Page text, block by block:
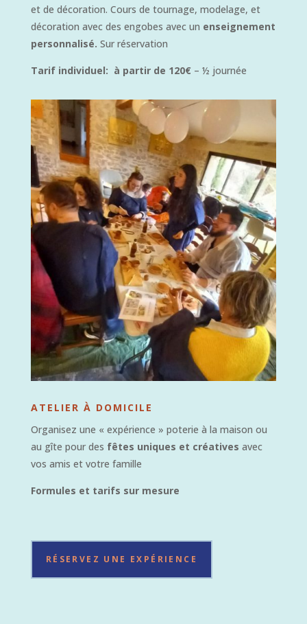
et de décoration. Cours de tournage, modelage, et
décoration avec des engobes avec un enseignement
personnalisé. Sur réservation
Tarif individuel: à partir de 120€ – ½ journée
ATELIER À DOMICILE
Organisez une « expérience » poterie à la maison ou
au gîte pour des fêtes uniques et créatives avec
vos amis et votre famille
Formules et tarifs sur mesure
RÉSERVEZ UNE EXPÉRIENCE